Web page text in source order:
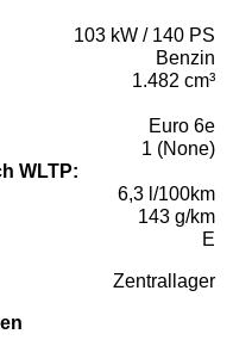
103 kW / 140 PS
Benzin
1.482 cm³
Euro 6e
1 (None)
WLTP:
6,3 l/100km
143 g/km
E
Zentrallager